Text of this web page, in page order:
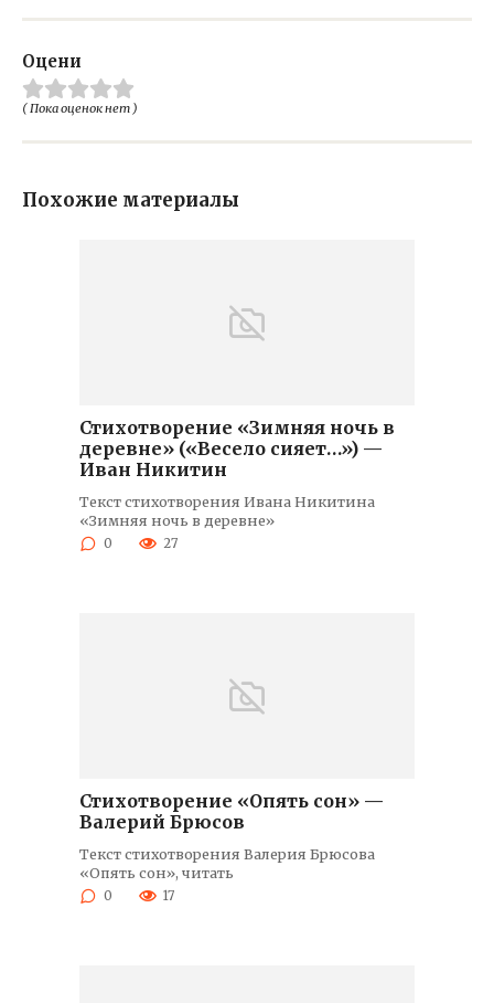
Оцени
( Пока оценок нет )
Похожие материалы
Стихотворение «Зимняя ночь в
деревне» («Весело сияет…») —
Иван Никитин
Текст стихотворения Ивана Никитина
«Зимняя ночь в деревне»
0 27
Стихотворение «Опять сон» —
Валерий Брюсов
Текст стихотворения Валерия Брюсова
«Опять сон», читать
0 17